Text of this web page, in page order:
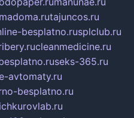
madoma.rutajuncos.ru
besplatno.rusplclub.ru
cleanmedicine.ru
seks-365.ru
avtomaty.ru
besplatno.ru